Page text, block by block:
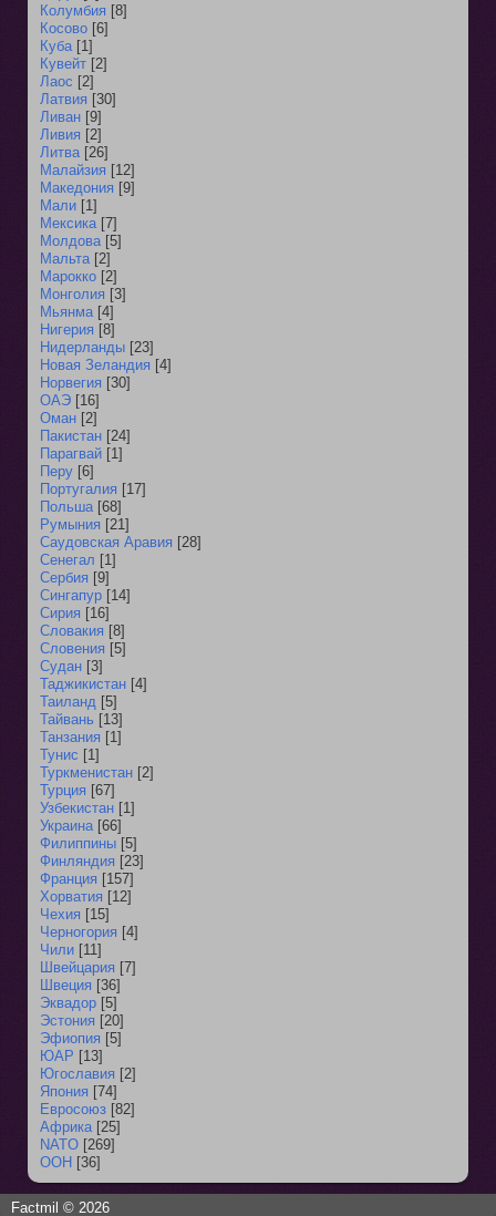
Колумбия [8]
Косово [6]
Куба [1]
Кувейт [2]
Лаос [2]
Латвия [30]
Ливан [9]
Ливия [2]
Литва [26]
Малайзия [12]
Македония [9]
Мали [1]
Мексика [7]
Молдова [5]
Мальта [2]
Марокко [2]
Монголия [3]
Мьянма [4]
Нигерия [8]
Нидерланды [23]
Новая Зеландия [4]
Норвегия [30]
ОАЭ [16]
Оман [2]
Пакистан [24]
Парагвай [1]
Перу [6]
Португалия [17]
Польша [68]
Румыния [21]
Саудовская Аравия [28]
Сенегал [1]
Сербия [9]
Сингапур [14]
Сирия [16]
Словакия [8]
Словения [5]
Судан [3]
Таджикистан [4]
Таиланд [5]
Тайвань [13]
Танзания [1]
Тунис [1]
Туркменистан [2]
Турция [67]
Узбекистан [1]
Украина [66]
Филиппины [5]
Финляндия [23]
Франция [157]
Хорватия [12]
Чехия [15]
Черногория [4]
Чили [11]
Швейцария [7]
Швеция [36]
Эквадор [5]
Эстония [20]
Эфиопия [5]
ЮАР [13]
Югославия [2]
Япония [74]
Евросоюз [82]
Африка [25]
NATO [269]
ООН [36]
Factmil © 2026